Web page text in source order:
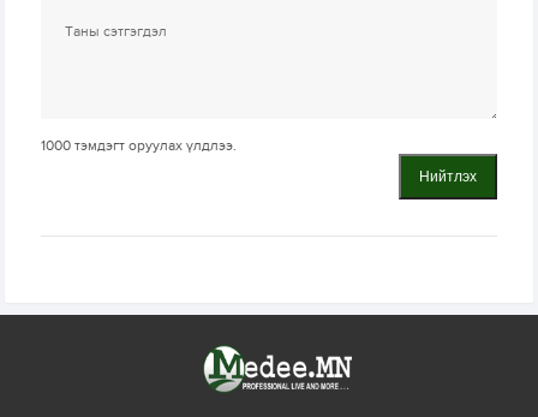
1000 тэмдэгт оруулах үлдлээ.
Нийтлэх